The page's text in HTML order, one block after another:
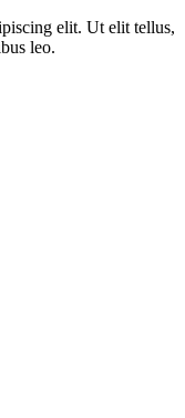
elit. Ut elit tellus,
leo.